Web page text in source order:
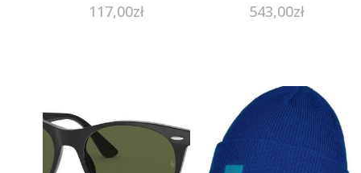
107 Magnetic
117,00zł 543,00zł